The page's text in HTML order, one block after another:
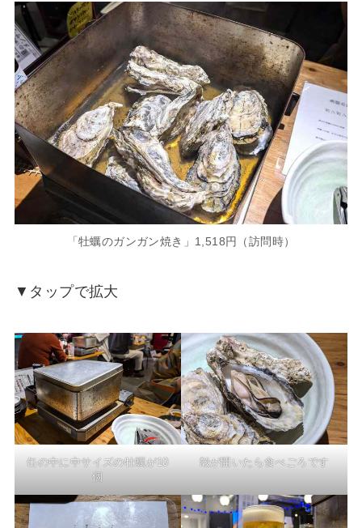
「牡蠣のガンガン焼き」1,518円（訪問時）
▼タップで拡大
缶の中に中サイズの牡蠣が10
個
殻が開いたら食べごろです